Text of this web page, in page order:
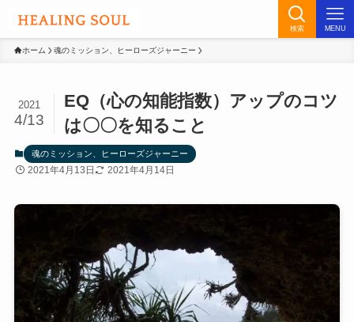
検索 MENU
ホーム 魂のミッション、ヒーローズジャーニー
EQ（心の知能指数）アップのコツ
は〇〇を知ること
2021
4/13
魂のミッション、ヒーローズジャーニー
2021年4月13日 2021年4月14日